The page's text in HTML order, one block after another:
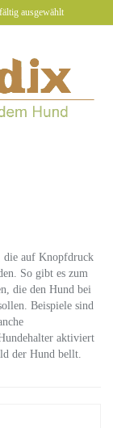
ausgewählt
die auf Knopfdruck
So gibt es zum
die den Hund bei
Beispiele sind
aktiviert
der Hund bellt.